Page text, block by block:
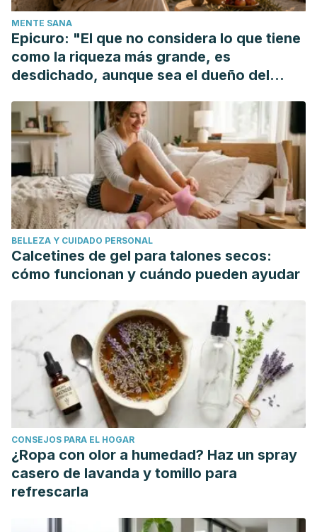
Lee, H., Xie, L., Yu, M., Kang, H., Feng, T., Deane, R., …
Benveniste, H. (2015). The Effect of Body Posture on Brain
Glymphatic Transport. Journal of Neuroscience, 35(31),
11034–11044. https://doi.org/10.1523/JNEUROSCI.1625-
Miró, E, Iáñez, MA, Cano-Lozano, MdC. Patrones de sueño
y salud. International Journal of Clinical and Health
Psychology [Internet]. 2002;2(2):301-326. Recuperado de:
https://www.redalyc.org/articulo.oa?id=33720206
Las posturas más recomendadas para dormir, Hospital
Dr.Gálvez. Disponible online:
https://www.hospitalgalvez.com/las-posturas-mas-
recomendadas-para-dormir/
MENTE SANA
Epicuro: "El que no considera lo que tiene
como la riqueza más grande, es
desdichado, aunque sea el dueño del
BELLEZA Y CUIDADO PERSONAL
Calcetines de gel para talones secos:
cómo funcionan y cuándo pueden ayudar
CONSEJOS PARA EL HOGAR
¿Ropa con olor a humedad? Haz un spray
casero de lavanda y tomillo para
refrescarla